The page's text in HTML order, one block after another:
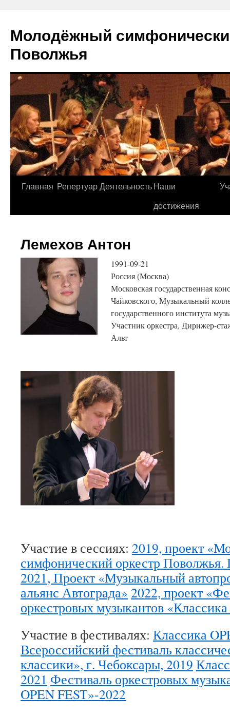
Молодёжный
Поволжья
Skip
Главная РепертуарДеятельностьНаши
достижения
Лемехов Антон
1991-09-21
Россия (Москва)
Московская государственная
Чайковского, Музыкальный
государственного института
Участник оркестра, Дирижер-
Альт
Участие в сессиях: 2019, проект
симфонический оркестр Поволжья.
2021, Проект «Музыкальный
альянс Автограда» 2022, проект
оркестровых музыкантов
Участие в фестивалях: Классика
Всероссийский фестиваль
классики», г. Чебоксары, 2019
2021 Фестиваль оркестровых
OPEN FEST»-2022